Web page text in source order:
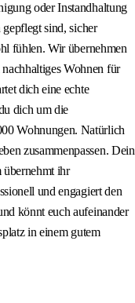
oder Instandhaltung
sind, sicher
fühlen. Wir übernehmen
Wohnen für
dich eine echte
dich um die
Wohnungen. Natürlich
zusammenpassen. Dein
übernehmt ihr
und engagiert den
könnt euch aufeinander
in einem gutem